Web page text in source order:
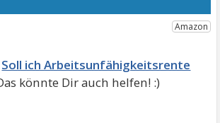
Soll ich Arbeitsunfähigkeitsrente